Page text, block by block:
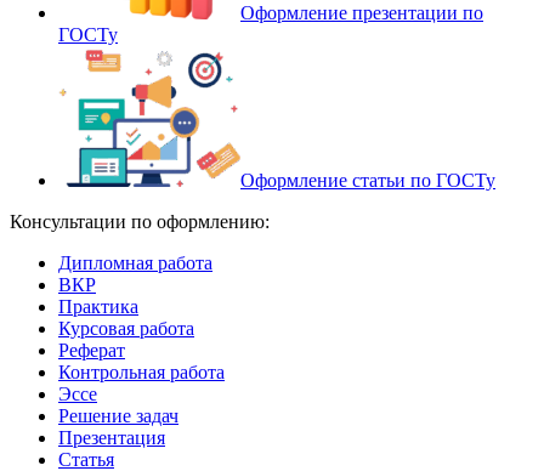
Оформление презентации по
ГОСТу
Оформление статьи по ГОСТу
Консультации по оформлению:
Дипломная работа
ВКР
Практика
Курсовая работа
Реферат
Контрольная работа
Эссе
Решение задач
Презентация
Статья